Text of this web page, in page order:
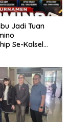
Jadi Tuan
Se-Kalsel